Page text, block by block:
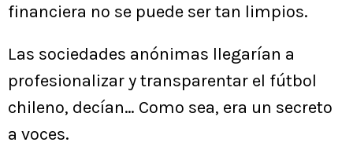
financiera no se puede ser tan limpios.
Las sociedades anónimas llegarían a
profesionalizar y transparentar el fútbol
chileno, decían… Como sea, era un secreto
a voces.